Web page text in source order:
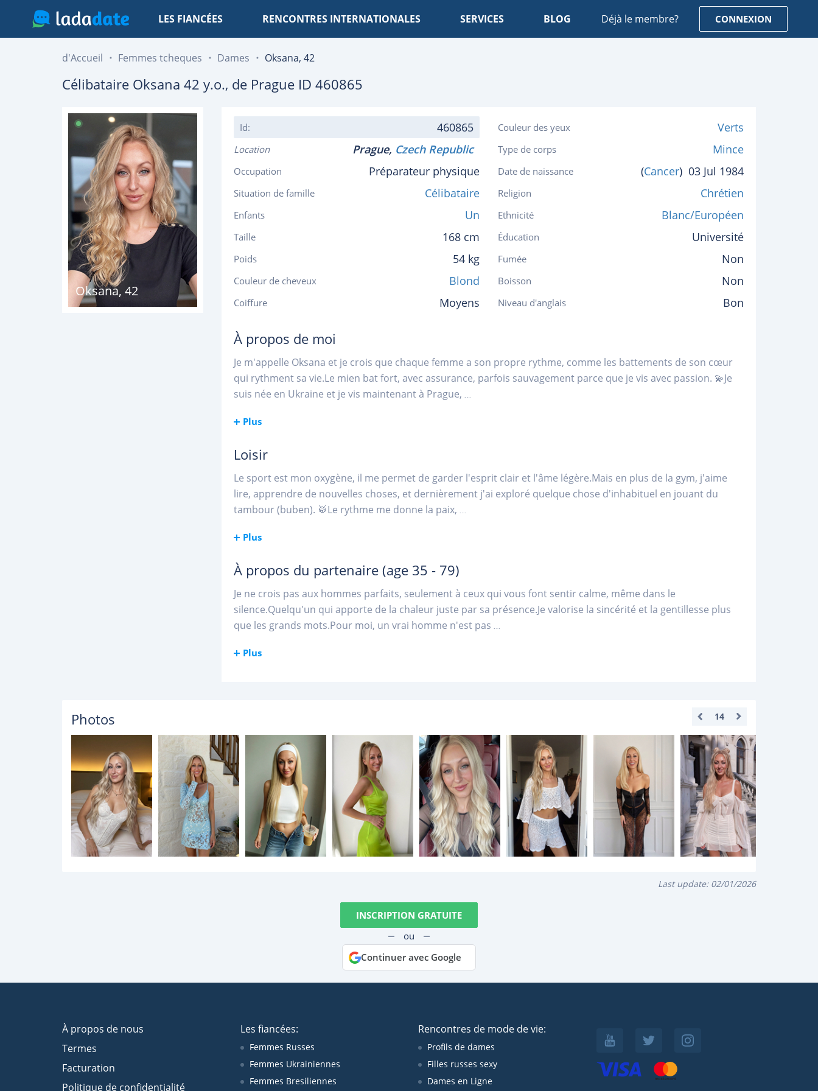
LES FIANCÉES RENCONTRES INTERNATIONALES SERVICES BLOG Déjà le membre? CONNEXION
d'Accueil Femmes tcheques Dames Oksana, 42
Célibataire Oksana 42 y.o., de Prague ID 460865
Oksana, 42
Id: 460865
Location Prague, Czech Republic
Occupation Préparateur physique
Situation de famille Célibataire
Enfants Un
Taille 168 cm
Poids 54 kg
Couleur de cheveux Blond
Coiffure Moyens
Couleur des yeux Verts
Type de corps Mince
Date de naissance (Cancer) 03 Jul 1984
Religion Chrétien
Ethnicité Blanc/Européen
Éducation Université
Fumée Non
Boisson Non
Niveau d'anglais Bon
À propos de moi
Je m'appelle Oksana et je crois que chaque femme a son propre rythme, comme les battements de son cœur
qui rythment sa vie.Le mien bat fort, avec assurance, parfois sauvagement parce que je vis avec passion. 💫Je
suis née en Ukraine et je vis maintenant à Prague, ...
Plus
Loisir
Le sport est mon oxygène, il me permet de garder l'esprit clair et l'âme légère.Mais en plus de la gym, j'aime
lire, apprendre de nouvelles choses, et dernièrement j'ai exploré quelque chose d'inhabituel en jouant du
tambour (buben). 🥁Le rythme me donne la paix, ...
Plus
À propos du partenaire (age 35 - 79)
Je ne crois pas aux hommes parfaits, seulement à ceux qui vous font sentir calme, même dans le
silence.Quelqu'un qui apporte de la chaleur juste par sa présence.Je valorise la sincérité et la gentillesse plus
que les grands mots.Pour moi, un vrai homme n'est pas ...
Plus
Photos 14
Last update: 02/01/2026
INSCRIPTION GRATUITE
ou
Continuer avec Google
À propos de nous
Termes
Facturation
Politique de confidentialité
Les fiancées:
Femmes Russes
Femmes Ukrainiennes
Femmes Bresiliennes
Rencontres de mode de vie:
Profils de dames
Filles russes sexy
Dames en Ligne